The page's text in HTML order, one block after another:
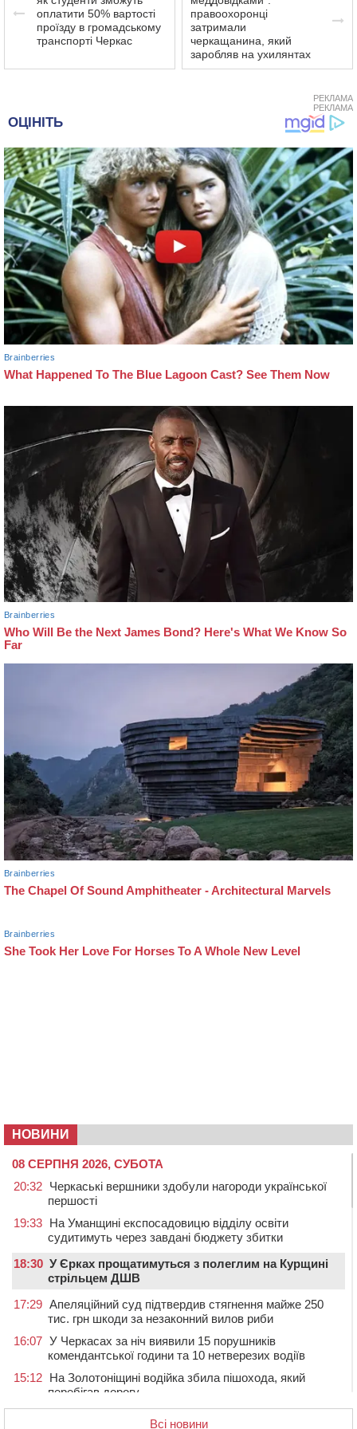
оплатити 50% вартості
проїзду в громадському
транспорті Черкас
правоохоронці
затримали
черкащанина, який
заробляв на ухилянтах
РЕКЛАМА
РЕКЛАМА
НОВИНИ
08 СЕРПНЯ 2026, СУБОТА
20:32 Черкаські вершники здобули нагороди української
першості
19:33 На Уманщині експосадовицю відділу освіти
судитимуть через завдані бюджету збитки
18:30 У Єрках прощатимуться з полеглим на Курщині
стрільцем ДШВ
17:29 Апеляційний суд підтвердив стягнення майже 250
тис. грн шкоди за незаконний вилов риби
16:07 У Черкасах за ніч виявили 15 порушників
комендантської години та 10 нетверезих водіїв
15:12 На Золотоніщині водійка збила пішохода, який
перебігав дорогу
Всі новини